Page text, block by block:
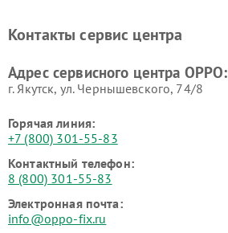
Контакты сервис центра
Адрес сервисного центра OPPO:
г. Якутск, ул. Чернышевского, 74/8
Горячая линия:
+7 (800) 301-55-83
Контактный телефон:
8 (800) 301-55-83
Электронная почта:
info@oppo-fix.ru